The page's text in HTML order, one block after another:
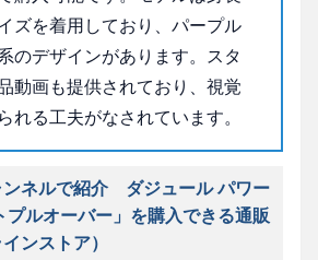
ズを着用しており、パープル
のデザインがあります。スタ
動画も提供されており、視覚
れる工夫がなされています。
ンネルで紹介 ダジュール パワー
プルオーバー」を購入できる通販
ンストア）